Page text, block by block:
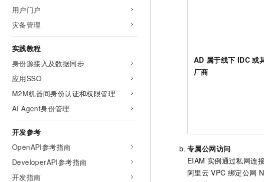
用户门户
灾备管理
实践教程
身份源接入及数据同步
应用SSO
M2M机器间身份认证和权限管理
AI Agent身份管理
开发参考
OpenAPI参考指南
DeveloperAPI参考指南
开发指南
AD 属于线下 IDC 或
厂商
专属公网访问
EIAM 实例通过私网连
阿里云 VPC 绑定公网